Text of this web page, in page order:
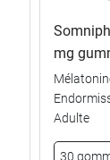
mg
Adulte
30